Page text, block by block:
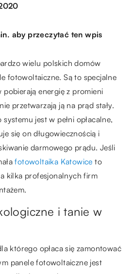
aby przeczytać ten wpis
wielu polskich domów
fotowoltaiczne. Są to specjalne
energię z promieni
przetwarzają ją na prąd stały.
jest w pełni opłacalne,
się on długowiecznością i
darmowego prądu. Jeśli
fotowoltaika Katowice to
kilka profesjonalnych firm
i tanie w
którego opłaca się zamontować
panele fotowoltaiczne jest